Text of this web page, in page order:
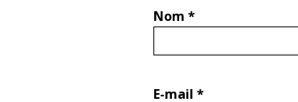
Nom *
E-mail *